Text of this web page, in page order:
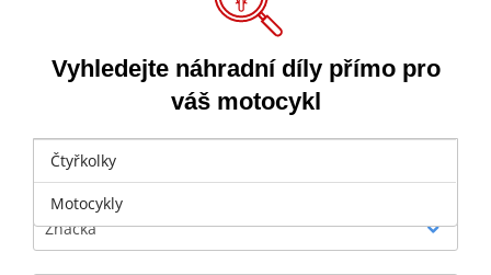
Vyhledejte náhradní díly přímo pro
váš motocykl
Vyberte
Značka
Čtyřkolky
Motocykly